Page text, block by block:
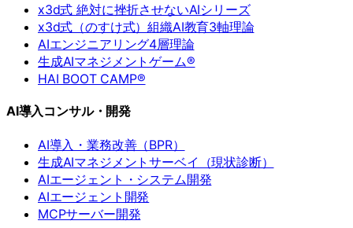
x3d式 絶対に挫折させないAIシリーズ
x3d式（のすけ式）組織AI教育3軸理論
AIエンジニアリング4層理論
生成AIマネジメントゲーム®
HAI BOOT CAMP®
AI導入コンサル・開発
AI導入・業務改善（BPR）
生成AIマネジメントサーベイ（現状診断）
AIエージェント・システム開発
AIエージェント開発
MCPサーバー開発